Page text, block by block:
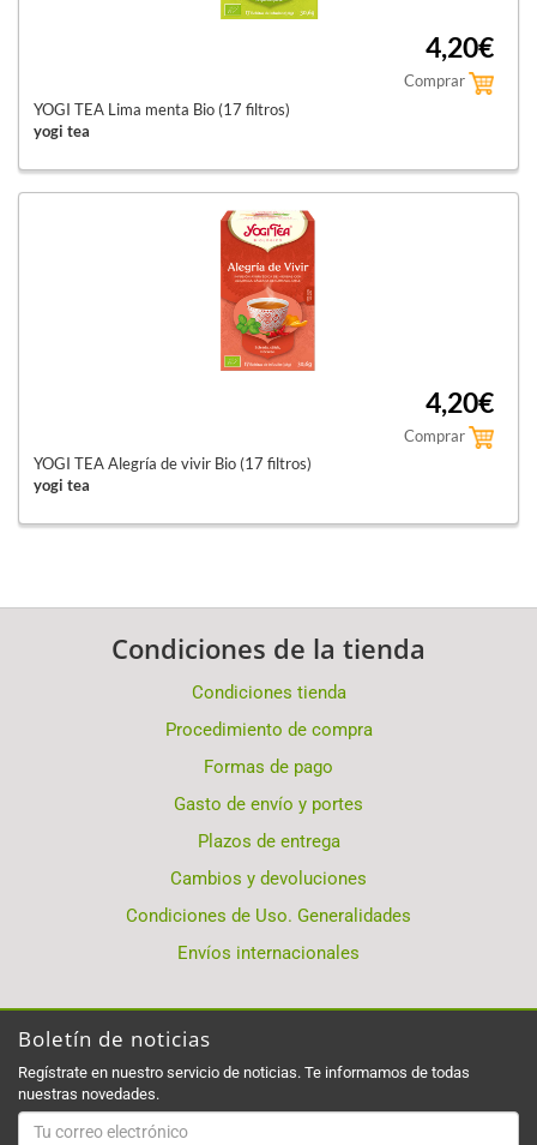
4,20€
Comprar
YOGI TEA Lima menta Bio (17 filtros)
yogi tea
4,20€
Comprar
YOGI TEA Alegría de vivir Bio (17 filtros)
yogi tea
Condiciones de la tienda
Condiciones tienda
Procedimiento de compra
Formas de pago
Gasto de envío y portes
Plazos de entrega
Cambios y devoluciones
Condiciones de Uso. Generalidades
Envíos internacionales
Boletín de noticias
Regístrate en nuestro servicio de noticias. Te informamos de todas
nuestras novedades.